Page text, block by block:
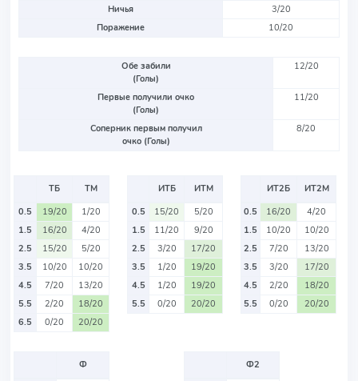
Ничья
3/20
Поражение
10/20
Обе забили
(Голы)
12/20
Первые получили очко
(Голы)
11/20
Соперник первым получил
очко (Голы)
8/20
ТБ
ТМ
0.5
19/20
1/20
1.5
16/20
4/20
2.5
15/20
5/20
3.5
10/20
10/20
4.5
7/20
13/20
5.5
2/20
18/20
6.5
0/20 20/20
ИТБ
ИТМ
0.5
15/20
5/20
1.5
11/20
9/20
2.5
3/20
17/20
3.5
1/20
19/20
4.5
1/20
19/20
5.5
0/20 20/20
ИТ2Б
ИТ2М
0.5
16/20
4/20
1.5
10/20
10/20
2.5
7/20
13/20
3.5
3/20
17/20
4.5
2/20
18/20
5.5
0/20 20/20
Ф
Ф2